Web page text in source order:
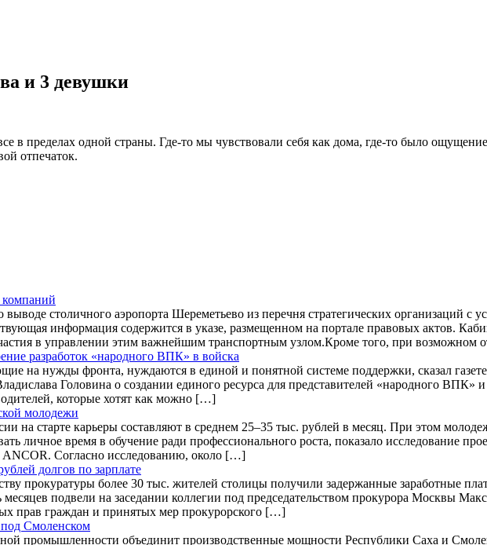
и 3 девушки
в пределах одной страны. Где-то мы чувствовали себя как дома, где-то было
отпечаток.
компаний
столичного аэропорта Шереметьево из перечня стратегических организаций с
информация содержится в указе, размещенном на портале правовых актов.
в управлении этим важнейшим транспортным узлом.Кроме того, при
разработок «народного ВПК» в войска
на нужды фронта, нуждаются в единой и понятной системе поддержки, сказал
Головина о создании единого ресурса для представителей «народного ВПК»
которые хотят как можно […]
молодежи
на старте карьеры составляют в среднем 25–35 тыс. рублей в месяц. При этом
личное время в обучение ради профессионального роста, показало исследование
Согласно исследованию, около […]
долгов по зарплате
прокуратуры более 30 тыс. жителей столицы получили задержанные заработные
месяцев подвели на заседании коллегии под председательством прокурора Москвы
прав граждан и принятых мер прокурорского […]
Смоленском
промышленности объединит производственные мощности Республики Саха и